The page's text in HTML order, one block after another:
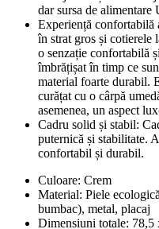
dar sursa de
Experiență confortabilă
în strat gros și cotierele
o senzație confortabilă
îmbrățișat în timp ce
material foarte durabil.
curățat cu o cârpă
asemenea, un aspect
Cadru solid și stabil:
puternică și stabilitate.
confortabil și durabil.
Culoare: Crem
Material: Piele
bumbac), metal, placaj
Dimensiuni totale: